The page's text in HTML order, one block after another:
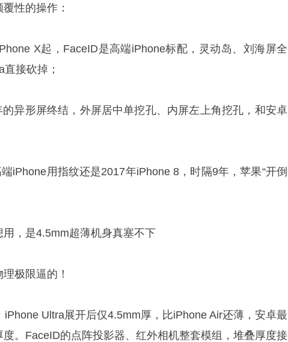
性的操作：
X起，FaceID是高端iPhone标配，灵动岛、刘海屏全
接砍掉；
异形屏终结，外屏居中单挖孔、内屏左上角挖孔，和安卓
iPhone用指纹还是2017年iPhone 8，时隔9年，苹果“开倒
，是4.5mm超薄机身真塞不下
极限逼的！
iPhone Ultra展开后仅4.5mm厚，比iPhone Air还薄，安卓最
。FaceID的点阵投影器、红外相机整套模组，堆叠厚度接